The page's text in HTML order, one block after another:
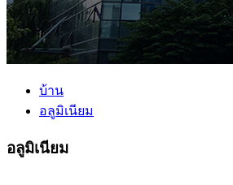
บ้าน
อลูมิเนียม
อลูมิเนียม